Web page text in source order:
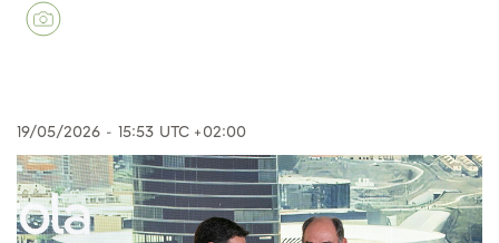
19/05/2026 - 15:53 UTC +02:00